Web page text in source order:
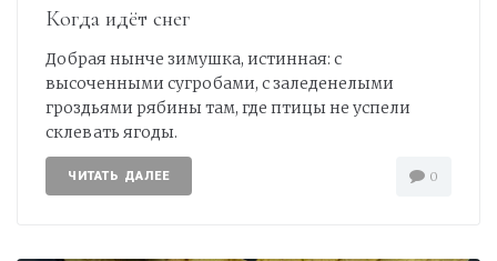
Когда идёт снег
Добрая нынче зимушка, истинная: с
высоченными сугробами, с заледенелыми
гроздьями рябины там, где птицы не успели
склевать ягоды.
ЧИТАТЬ ДАЛЕЕ 0